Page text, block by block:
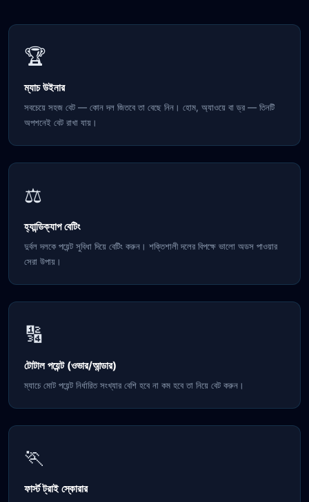
🏆
ম্যাচ উইনার
সবচেয়ে সহজ বেট — কোন দল জিতবে তা বেছে নিন। হোম, অ্যাওয়ে বা ড্র — তিনটি
অপশনেই বেট রাখা যায়।
⚖️
হ্যান্ডিক্যাপ বেটিং
দুর্বল দলকে পয়েন্ট সুবিধা দিয়ে বেটিং করুন। শক্তিশালী দলের বিপক্ষে ভালো অডস পাওয়ার
সেরা উপায়।
🔢
টোটাল পয়েন্ট (ওভার/আন্ডার)
ম্যাচে মোট পয়েন্ট নির্ধারিত সংখ্যার বেশি হবে না কম হবে তা নিয়ে বেট করুন।
🏃
ফার্স্ট ট্রাই স্কোরার